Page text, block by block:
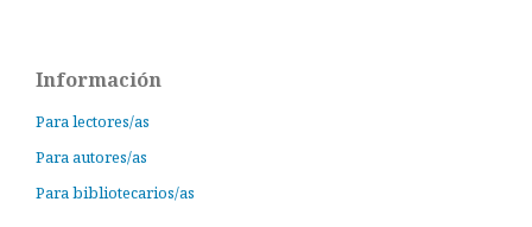
Información
Para lectores/as
Para autores/as
Para bibliotecarios/as